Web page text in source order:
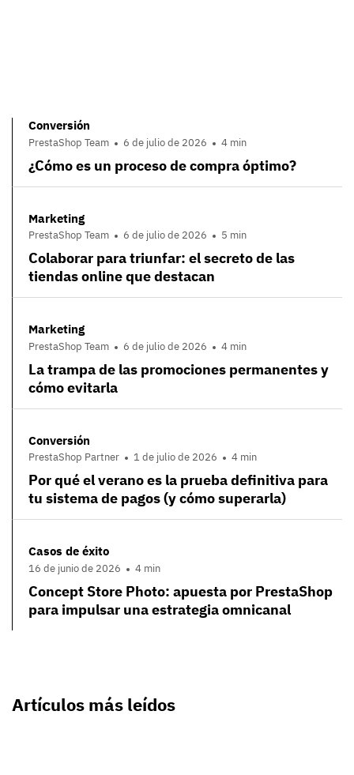
Conversión
PrestaShop Team 6 de julio de 2026 4 min
¿Cómo es un proceso de compra óptimo?
Marketing
PrestaShop Team 6 de julio de 2026 5 min
Colaborar para triunfar: el secreto de las
tiendas online que destacan
Marketing
PrestaShop Team 6 de julio de 2026 4 min
La trampa de las promociones permanentes y
cómo evitarla
Conversión
PrestaShop Partner 1 de julio de 2026 4 min
Por qué el verano es la prueba definitiva para
tu sistema de pagos (y cómo superarla)
Casos de éxito
16 de junio de 2026 4 min
Concept Store Photo: apuesta por PrestaShop
para impulsar una estrategia omnicanal
Artículos más leídos